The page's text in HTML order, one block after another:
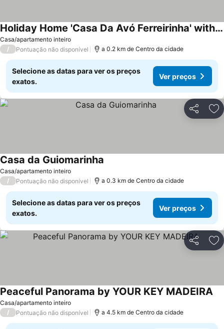
Casa/apartamento inteiro
Holiday Home 'Casa Da Avó Ferreirinha' with Sea View, Private Terrace and Wi-Fi
/ Pontuação não disponível a 0.2 km de Centro da cidade
Selecione as datas para ver os preços
exatos.
Ver preços
Partilhar
Casa/apartamento inteiro
Casa da Guiomarinha
/ Pontuação não disponível a 0.3 km de Centro da cidade
Selecione as datas para ver os preços
exatos.
Ver preços
Partilhar
Casa/apartamento inteiro
Peaceful Panorama by YOUR KEY MADEIRA
/ Pontuação não disponível a 4.5 km de Centro da cidade